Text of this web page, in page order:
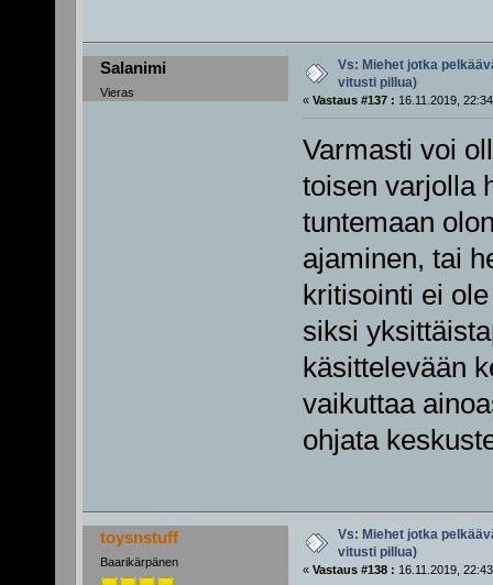
Salanimi
Vieras
Vs: Miehet jotka
vitusti pillua)
« Vastaus #137 : 16.11.2019,
Varmasti voi
toisen varjolla
tuntemaan
ajaminen, tai
kritisointi ei
siksi
käsittelevään
vaikuttaa
ohjata
toysnstuff
Baarikärpänen
Vs: Miehet jotka
vitusti pillua)
« Vastaus #138 : 16.11.2019,